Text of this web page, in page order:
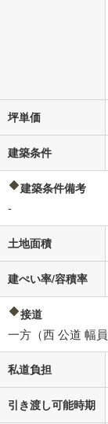
坪単価
建築条件
建築条件備考
-
土地面積
建ぺい率/容積率
接道
一方（西 公道 幅
私道負担
引き渡し可能時期